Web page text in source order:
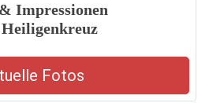
Impressionen
Fotos